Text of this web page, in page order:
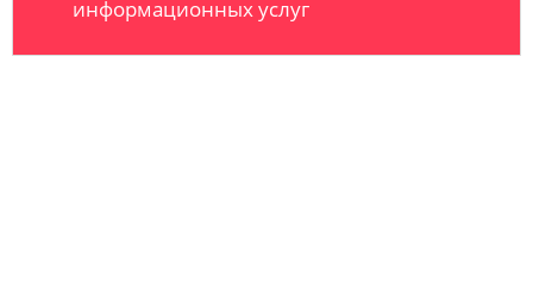
информационных услуг